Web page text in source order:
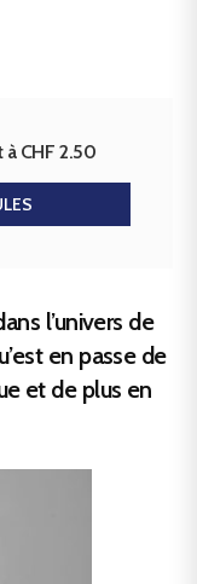
CHF 2.50
l’univers de
en passe de
et de plus en